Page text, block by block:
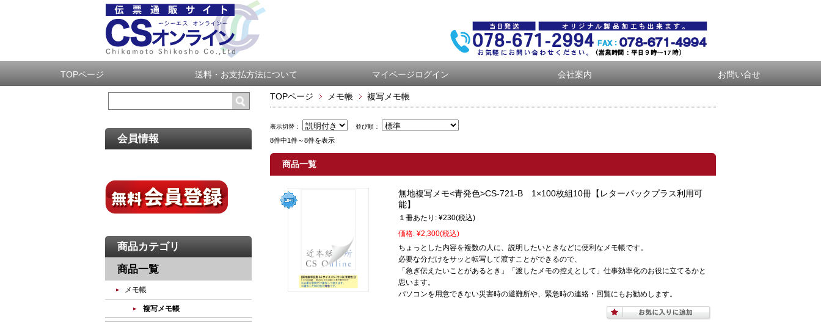
TOPページ 送料・お支払方法について マイページログイン 会社案内 お問い合せ
TOPページ メモ帳 複写メモ帳
表示切替： 並び順：
8件中1件～8件を表示
商品一覧
無地複写メモ<青発色>CS-721-B 1×100枚組10冊【レターパックプラス利用可
能】
１冊あたり: ¥230(税込)
価格: ¥2,300(税込)
ちょっとした内容を複数の人に、説明したいときなどに便利なメモ帳です。
必要な分だけをサッと転写して渡すことができるので、
「急ぎ伝えたいことがあるとき」「渡したメモの控えとして」仕事効率化のお役に立てるかと
思います。
パソコンを用意できない災害時の避難所や、緊急時の連絡・回覧にもお勧めします。
会員情報
商品カテゴリ
商品一覧
メモ帳
複写メモ帳